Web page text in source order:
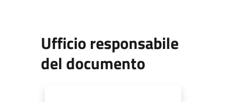
Ufficio responsabile
del documento